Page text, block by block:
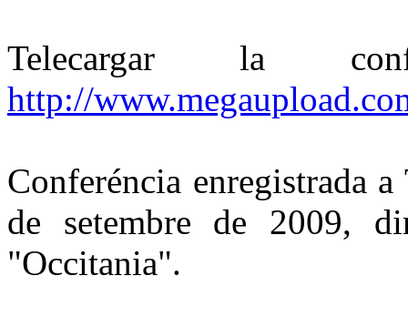
Telecargar la
http://
Conferéncia enregistrada
de setembre de 2009,
"Occitania".